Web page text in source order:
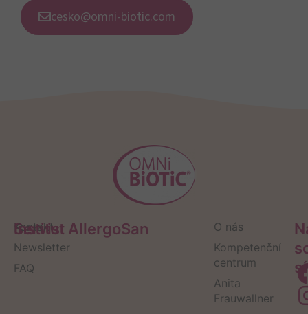
cesko@omni-biotic.com
Servis
Kontakt
Newsletter
FAQ
Institut AllergoSan
O nás
Kompetenční
centrum
Anita
Frauwallner